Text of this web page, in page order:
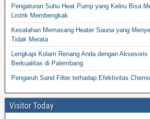
Pengaturan Suhu Heat Pump yang Keliru Bisa
Listrik Membengkak
Kesalahan Memasang Heater Sauna yang
Tidak Merata
Lengkapi Kolam Renang Anda dengan
Berkualitas di Palembang
Pengaruh Sand Filter terhadap Efektivitas
Visitor Today